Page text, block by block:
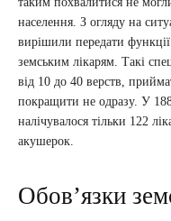
населення. З огляду на
вирішили передати
земським лікарям. Такі
від 10 до 40 верств,
покращити не одразу. У
налічувалося тільки 122
акушерок.
Обов’язки